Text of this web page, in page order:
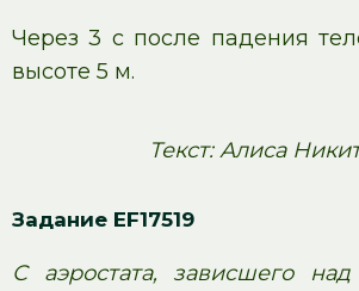
Через 3 с после падения
высоте 5 м.
Текст: Алиса
Задание EF17519
С аэростата, зависшего